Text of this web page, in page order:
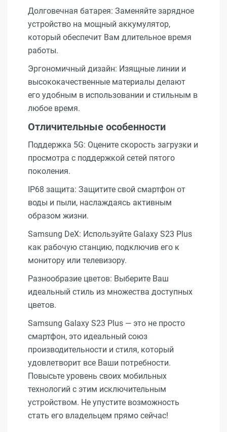
Долговечная батарея: Заменяйте зарядное
устройство на мощный аккумулятор,
который обеспечит Вам длительное время
работы.
Эргономичный дизайн: Изящные линии и
высококачественные материалы делают
его удобным в использовании и стильным в
любое время.
Отличительные особенности
Поддержка 5G: Оцените скорость загрузки и
просмотра с поддержкой сетей пятого
поколения.
IP68 защита: Защитите свой смартфон от
воды и пыли, наслаждаясь активным
образом жизни.
Samsung DeX: Используйте Galaxy S23 Plus
как рабочую станцию, подключив его к
монитору или телевизору.
Разнообразие цветов: Выберите Ваш
идеальный стиль из множества доступных
цветов.
Samsung Galaxy S23 Plus — это не просто
смартфон, это идеальный союз
производительности и стиля, который
удовлетворит все Ваши потребности.
Повысьте уровень своих мобильных
технологий с этим исключительным
устройством. Не упустите возможность
стать его владельцем прямо сейчас!